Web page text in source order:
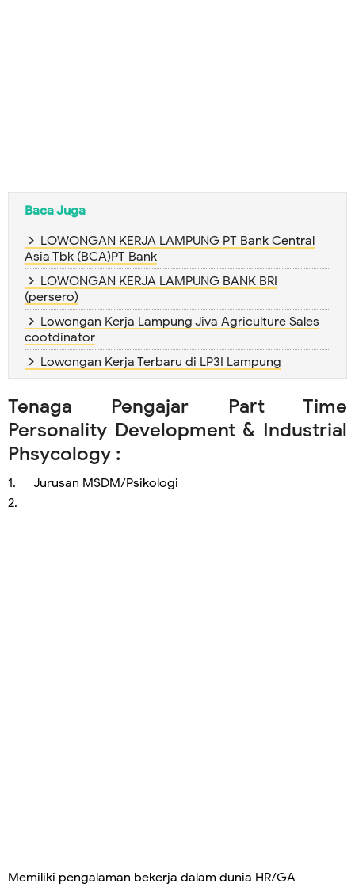
Baca Juga
LOWONGAN KERJA LAMPUNG PT Bank Central
Asia Tbk (BCA)PT Bank
LOWONGAN KERJA LAMPUNG BANK BRI
(persero)
Lowongan Kerja Lampung Jiva Agriculture Sales
cootdinator
Lowongan Kerja Terbaru di LP3I Lampung
Tenaga Pengajar Part Time
Personality Development & Industrial
Phsycology :
1.
Jurusan MSDM/Psikologi
2.
Memiliki pengalaman bekerja dalam dunia HR/GA